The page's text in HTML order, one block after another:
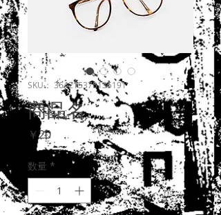
SKU： 364215375135191
商品名
￥20価
格
数量 *